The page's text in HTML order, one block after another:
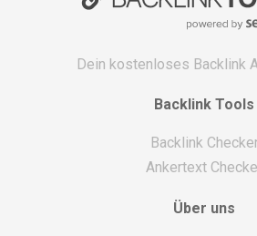
Dein kostenloses Backlink
Backlink Tools
Backlink
Ankertext
Über uns